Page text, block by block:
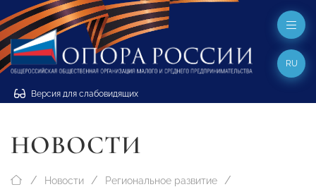
Версия для слабовидящих
RU
НОВОСТИ
Новости Региональное развитие